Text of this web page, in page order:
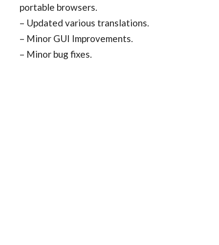
portable browsers.
– Updated various translations.
– Minor GUI Improvements.
– Minor bug fixes.